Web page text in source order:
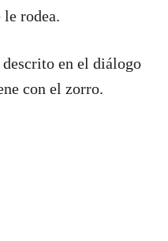
rodea.
en el diálogo
con el zorro.